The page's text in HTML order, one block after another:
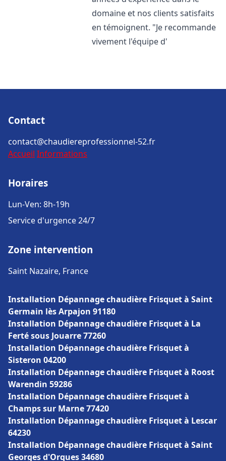
domaine et nos clients satisfaits
en témoignent. "Je recommande
vivement l'équipe d'
Contact
contact@chaudiereprofessionnel-52.fr
Accueil Informations
Horaires
Lun-Ven: 8h-19h
Service d'urgence 24/7
Zone intervention
Saint Nazaire, France
Installation Dépannage chaudière Frisquet à Saint
Germain lès Arpajon 91180
Installation Dépannage chaudière Frisquet à La
Ferté sous Jouarre 77260
Installation Dépannage chaudière Frisquet à
Sisteron 04200
Installation Dépannage chaudière Frisquet à Roost
Warendin 59286
Installation Dépannage chaudière Frisquet à
Champs sur Marne 77420
Installation Dépannage chaudière Frisquet à Lescar
64230
Installation Dépannage chaudière Frisquet à Saint
Georges d'Orques 34680